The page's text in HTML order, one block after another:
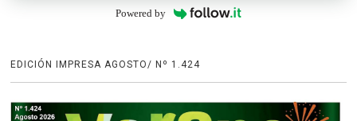
Powered by
EDICIÓN IMPRESA AGOSTO/ Nº 1.424